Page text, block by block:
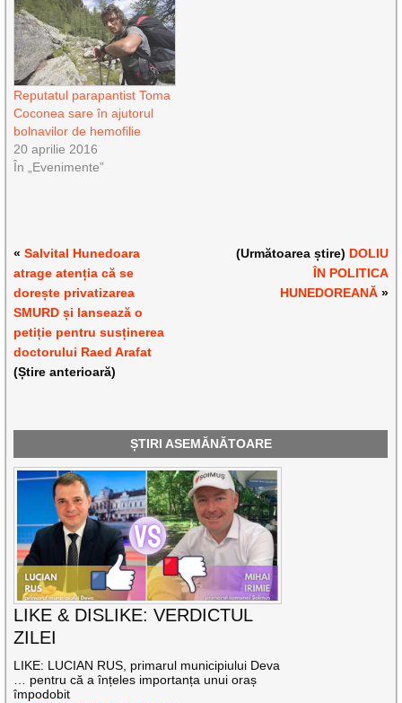
Reputatul parapantist Toma
Coconea sare în ajutorul
bolnavilor de hemofilie
20 aprilie 2016
În „Evenimente”
«Salvital Hunedoara
atrage atenția că se
dorește privatizarea
SMURD și lansează o
petiție pentru susținerea
doctorului Raed Arafat
(Știre anterioară)
(Următoarea știre) DOLIU
ÎN POLITICA
HUNEDOREANĂ»
ȘTIRI ASEMĂNĂTOARE
LIKE & DISLIKE: VERDICTUL
ZILEI
LIKE: LUCIAN RUS, primarul municipiului Deva
… pentru că a înțeles importanța unui oraș
împodobit